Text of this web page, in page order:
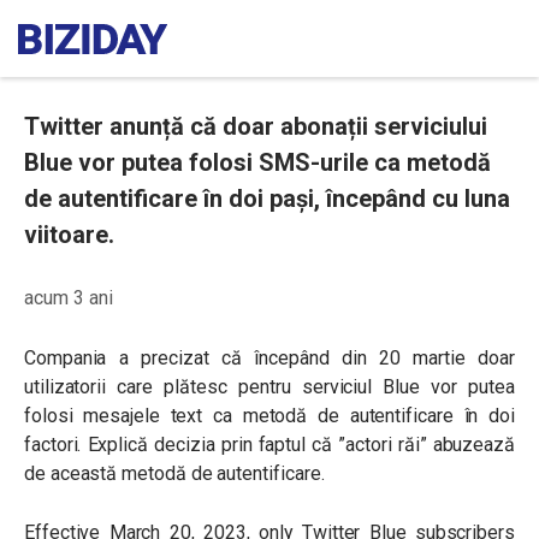
Twitter anunță că doar abonații serviciului
Blue vor putea folosi SMS-urile ca metodă
de autentificare în doi pași, începând cu luna
viitoare.
acum 3 ani
Compania a precizat că începând din 20 martie doar
utilizatorii care plătesc pentru serviciul Blue vor putea
folosi mesajele text ca metodă de autentificare în doi
factori. Explică decizia prin faptul că ”actori răi” abuzează
de această metodă de autentificare.
Effective March 20, 2023, only Twitter Blue subscribers